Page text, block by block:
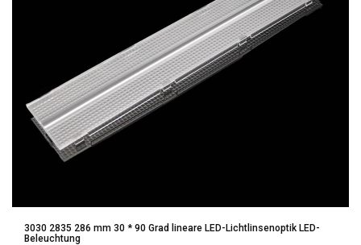
3030 2835 286 mm 30 * 90 Grad lineare LED-Lichtlinsenoptik LED-
Beleuchtung